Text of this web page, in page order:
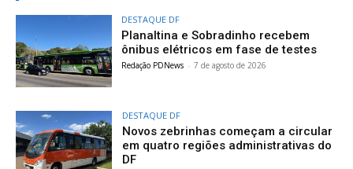
DESTAQUE DF
Planaltina e Sobradinho recebem
ônibus elétricos em fase de testes
Redação PDNews - 7 de agosto de 2026
DESTAQUE DF
Novos zebrinhas começam a circular
em quatro regiões administrativas do
DF